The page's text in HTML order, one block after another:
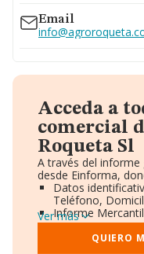
636...
Ver teléfono 636...
Email
Acceda a
comercial
Roqueta Sl
A través del
desde Einforma,
Datos
Teléfono,
Informe
Gráficos de
Consejo de
Directivos y
Ver más
QUIERO